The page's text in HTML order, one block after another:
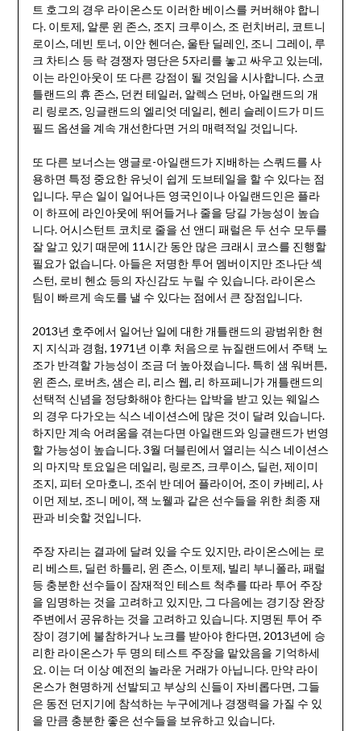
트 호그의 경우 라이온스도 이러한 베이스를 커버해야 합니
다. 이토제, 알룬 윈 존스, 조지 크루이스, 조 런치버리, 코트니
로이스, 데빈 토너, 이안 헨더슨, 울탄 딜레인, 조니 그레이, 루
크 차티스 등 락 경쟁자 명단은 5자리를 놓고 싸우고 있는데,
이는 라인아웃이 또 다른 강점이 될 것임을 시사합니다. 스코
틀랜드의 휴 존스, 던컨 테일러, 알렉스 던바, 아일랜드의 개
리 링로즈, 잉글랜드의 엘리엇 데일리, 헨리 슬레이드가 미드
필드 옵션을 계속 개선한다면 거의 매력적일 것입니다.
또 다른 보너스는 앵글로-아일랜드가 지배하는 스쿼드를 사
용하면 특정 중요한 유닛이 쉽게 도브테일을 할 수 있다는 점
입니다. 무슨 일이 일어나든 영국인이나 아일랜드인은 플라
이 하프에 라인아웃에 뛰어들거나 줄을 당길 가능성이 높습
니다. 어시스턴트 코치로 줄을 선 앤디 패럴은 두 선수 모두를
잘 알고 있기 때문에 11시간 동안 많은 크래시 코스를 진행할
필요가 없습니다. 아들은 저명한 투어 멤버이지만 조나단 섹
스턴, 로비 헨쇼 등의 자신감도 누릴 수 있습니다. 라이온스
팀이 빠르게 속도를 낼 수 있다는 점에서 큰 장점입니다.
2013년 호주에서 일어난 일에 대한 개틀랜드의 광범위한 현
지 지식과 경험, 1971년 이후 처음으로 뉴질랜드에서 주택 노
조가 반격할 가능성이 조금 더 높아졌습니다. 특히 샘 워버튼,
윈 존스, 로버츠, 샘슨 리, 리스 웹, 리 하프페니가 개틀랜드의
선택적 신념을 정당화해야 한다는 압박을 받고 있는 웨일스
의 경우 다가오는 식스 네이션스에 많은 것이 달려 있습니다.
하지만 계속 어려움을 겪는다면 아일랜드와 잉글랜드가 번영
할 가능성이 높습니다. 3월 더블린에서 열리는 식스 네이션스
의 마지막 토요일은 데일리, 링로즈, 크루이스, 딜런, 제이미
조지, 피터 오마호니, 조쉬 반 데어 플라이어, 조이 카베리, 사
이먼 제보, 조니 메이, 잭 노웰과 같은 선수들을 위한 최종 재
판과 비슷할 것입니다.
주장 자리는 결과에 달려 있을 수도 있지만, 라이온스에는 로
리 베스트, 딜런 하틀리, 윈 존스, 이토제, 빌리 부니폴라, 패럴
등 충분한 선수들이 잠재적인 테스트 척추를 따라 투어 주장
을 임명하는 것을 고려하고 있지만, 그 다음에는 경기장 완장
주변에서 공유하는 것을 고려하고 있습니다. 지명된 투어 주
장이 경기에 불참하거나 노크를 받아야 한다면, 2013년에 승
리한 라이온스가 두 명의 테스트 주장을 맡았음을 기억하세
요. 이는 더 이상 예전의 놀라운 거래가 아닙니다. 만약 라이
온스가 현명하게 선발되고 부상의 신들이 자비롭다면, 그들
은 동전 던지기에 참석하는 누구에게나 경쟁력을 가질 수 있
을 만큼 충분한 좋은 선수들을 보유하고 있습니다.